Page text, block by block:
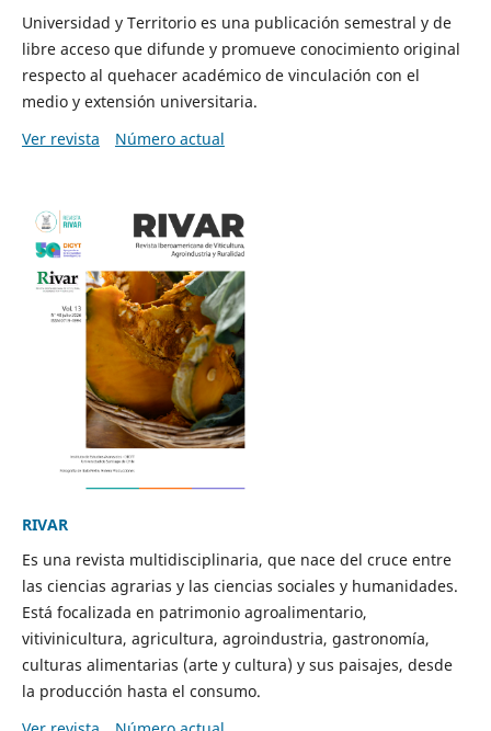
Universidad y Territorio es una publicación semestral y de
libre acceso que difunde y promueve conocimiento original
respecto al quehacer académico de vinculación con el
medio y extensión universitaria.
Ver revista
Número actual
RIVAR
Es una revista multidisciplinaria, que nace del cruce entre
las ciencias agrarias y las ciencias sociales y humanidades.
Está focalizada en patrimonio agroalimentario,
vitivinicultura, agricultura, agroindustria, gastronomía,
culturas alimentarias (arte y cultura) y sus paisajes, desde
la producción hasta el consumo.